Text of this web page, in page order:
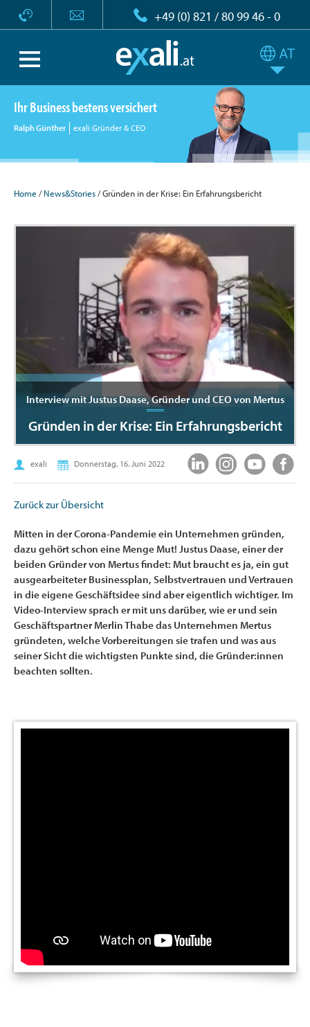
+49 (0) 821 / 80 99 46 - 0
Ihr Business bestens versichert
Ralph Günther exali Gründer & CEO
Home /News&Stories/ Gründen in der Krise: Ein Erfahrungsbericht
Interview mit Justus Daase, Gründer und CEO von Mertus
Gründen in der Krise: Ein Erfahrungsbericht
exali Donnerstag, 16. Juni 2022
Zurück zur Übersicht
Mitten in der Corona-Pandemie ein Unternehmen gründen,
dazu gehört schon eine Menge Mut! Justus Daase, einer der
beiden Gründer von Mertus findet: Mut braucht es ja, ein gut
ausgearbeiteter Businessplan, Selbstvertrauen und Vertrauen
in die eigene Geschäftsidee sind aber eigentlich wichtiger. Im
Video-Interview sprach er mit uns darüber, wie er und sein
Geschäftspartner Merlin Thabe das Unternehmen Mertus
gründeten, welche Vorbereitungen sie trafen und was aus
seiner Sicht die wichtigsten Punkte sind, die Gründer:innen
beachten sollten.